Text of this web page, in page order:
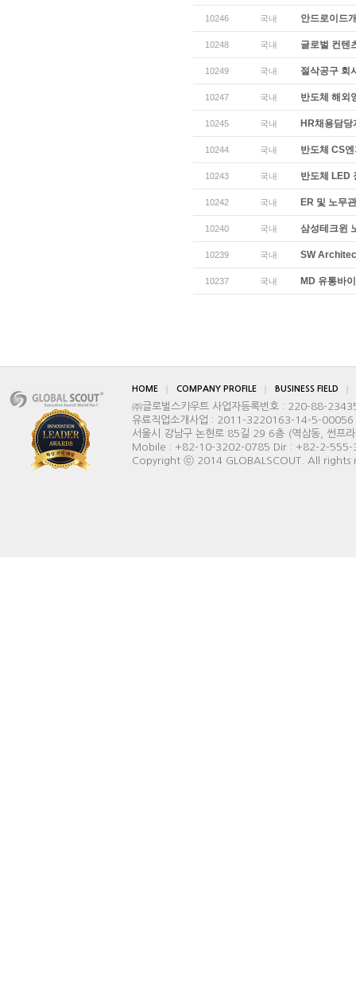
10246 국내 안드로이드
10248 국내 글로벌 컨텐
10249 국내 절삭공구 회
10247 국내 반도체 해외
10245 국내 HR채용담당
10244 국내 반도체 CS
10243 국내 반도체 LED
10242 국내 ER 및 노무
10240 국내 삼성테크윈
10239 국내 SW
10237 국내 MD 유통바
HOME COMPANY PROFILE BUSINESS FIELD
㈜글로벌스카우트 사업자등록번호 : 220-88-
유료직업소개사업 : 2011-3220163-14-5-
서울시 강남구 논현로 85길 29 6층 (역삼동, 썬
Mobile : +82-10-3202-0785 Dir : +82-2-
Copyright ⓒ 2014 GLOBALSCOUT. All rights